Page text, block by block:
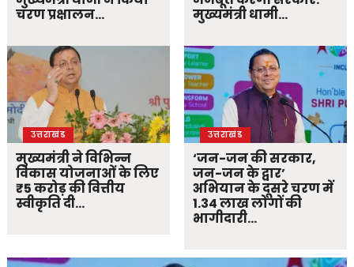
चरण प्रक्षालन…
उत्तराखंड
मुख्यमंत्री ने विभिन्न
विकास योजनाओं के लिए
₹5 करोड़ की वित्तीय
स्वीकृति दी…
मुख्यमंत्री धामी…
उत्तराखंड
‘जन-जन की सरकार,
जन-जन के द्वार’
अभियान के दूसरे चरण में
1.34 लाख लोगों की
भागीदारी…